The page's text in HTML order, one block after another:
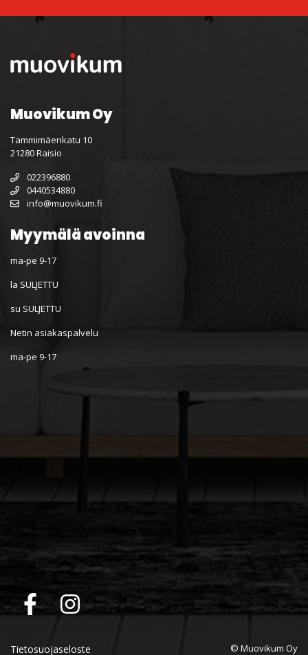
Muovikum Oy
Tammimäenkatu 10
21280 Raisio
022396880
0440534880
info@muovikum.fi
Myymälä avoinna
ma-pe 9-17
la SULJETTU
su SULJETTU
Netin asiakaspalvelu
ma-pe 9-17
Tietosuojaseloste © Muovikum Oy